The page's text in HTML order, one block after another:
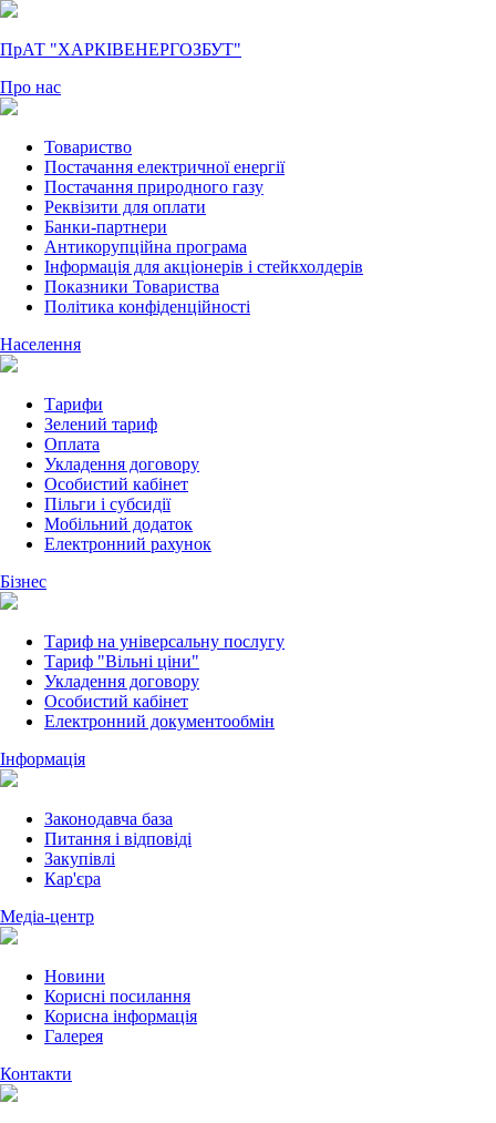
ПрАТ "ХАРКІВЕНЕРГОЗБУТ"
Про нас
Товариство
Постачання електричної енергії
Постачання природного газу
Реквізити для оплати
Банки-партнери
Антикорупційна програма
Інформація для акціонерів і стейкхолдерів
Показники Товариства
Політика конфіденційності
Населення
Тарифи
Зелений тариф
Оплата
Укладення договору
Особистий кабінет
Пільги і субсидії
Мобільний додаток
Електронний рахунок
Бізнес
Тариф на універсальну послугу
Тариф "Вільні ціни"
Укладення договору
Особистий кабінет
Електронний документообмін
Інформація
Законодавча база
Питання і відповіді
Закупівлі
Кар'єра
Медіа-центр
Новини
Корисні посилання
Корисна інформація
Галерея
Контакти